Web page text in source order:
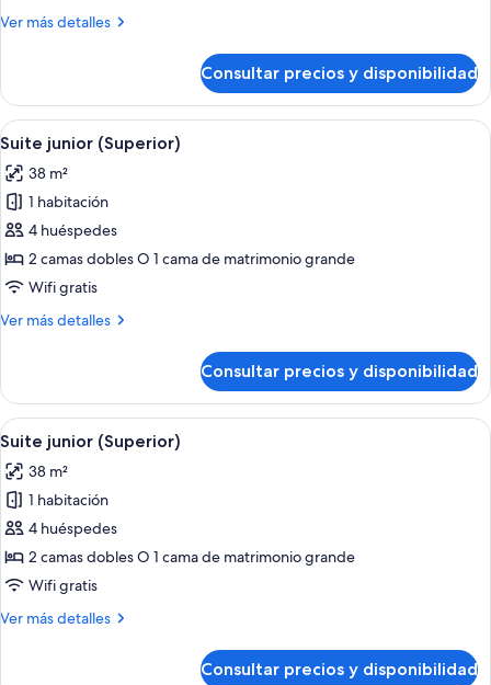
Ver más detalles
Más
junior
(Superior)
Consultar precios y disponibilidad
Abrir
todas
las
fotos
de
Suite
junior
Una cama con dosel, televisor y una
9
Suite junior (Superior)
38 m²
1 habitación
4 huéspedes
2 camas dobles O 1 cama de matrimonio grande
Wifi gratis
Ver más detalles
Más
junior
(Superior)
Consultar precios y disponibilidad
Abrir
todas
las
fotos
de
Suite
junior
Una cama con dosel, televisor y una
9
Suite junior (Superior)
38 m²
1 habitación
4 huéspedes
2 camas dobles O 1 cama de matrimonio grande
Wifi gratis
Ver más detalles
Más
Consultar precios y disponibilidad